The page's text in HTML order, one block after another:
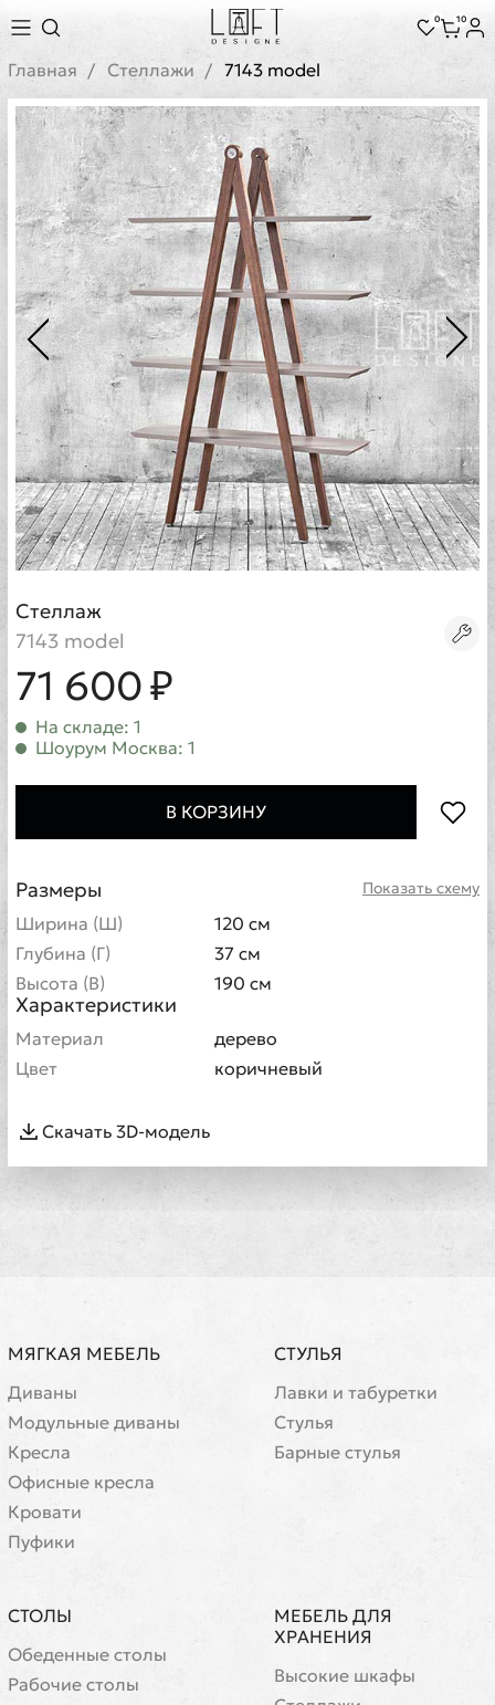
0 10
Главная Стеллажи 7143 model
Стеллаж
7143 model
71 600 ₽
На складе: 1
Шоурум Москва: 1
В КОРЗИНУ
Показать схему
Размеры
Ширина (Ш)
120 см
Глубина (Г)
37 см
Высота (В)
190 см
Характеристики
Материал
дерево
Цвет
коричневый
Скачать 3D-модель
МЯГКАЯ МЕБЕЛЬ
Диваны
Модульные диваны
Кресла
Офисные кресла
Кровати
Пуфики
СТУЛЬЯ
Лавки и табуретки
Стулья
Барные стулья
СТОЛЫ
Обеденные столы
Рабочие столы
МЕБЕЛЬ ДЛЯ
ХРАНЕНИЯ
Высокие шкафы